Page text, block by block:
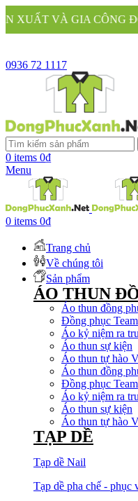
PHỤC XANH
0936 72 1117
0 items 0₫
Menu
0 items 0₫
Trang chủ
Về chúng tôi
Sản phẩm
ÁO THUN
Áo thun đồng
Đồng phục
Áo kỷ niệm ra
Áo thun sự kiện
Áo thun tự hào
Áo thun đồng
Đồng phục
Áo kỷ niệm ra
Áo thun sự kiện
Áo thun tự hào
TẠP DỀ
Tạp dề Nail
Tạp dề pha chế - phục